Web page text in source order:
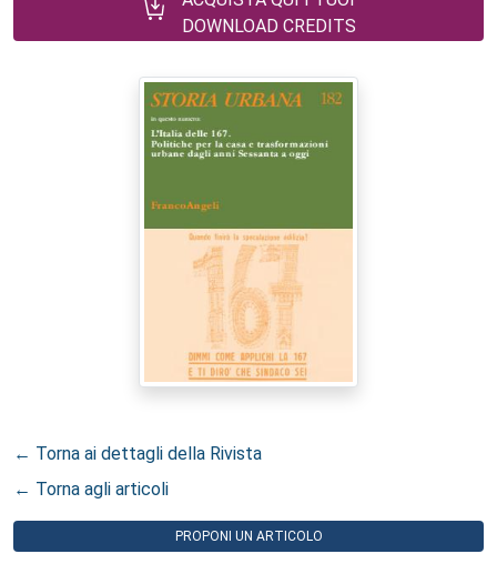
DOWNLOAD CREDITS
← Torna ai dettagli della Rivista
← Torna agli articoli
PROPONI UN ARTICOLO